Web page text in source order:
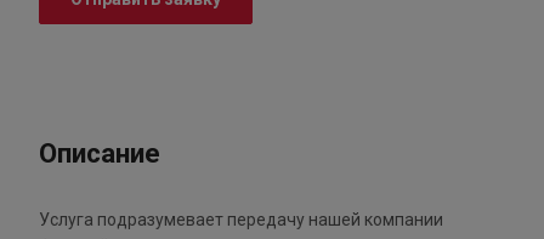
Описание
Услуга подразумевает передачу нашей компании